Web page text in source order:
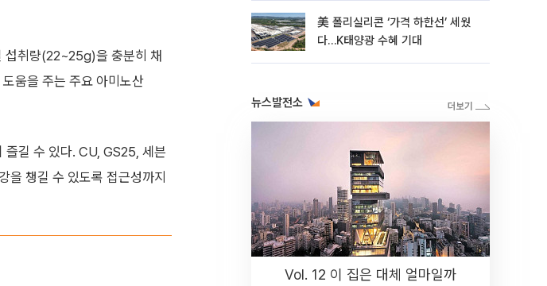
섭취량(22~25g)을 충분히 채
움을 주는 주요 아미노산
즐길 수 있다. CU, GS25, 세븐
을 챙길 수 있도록 접근성까지
美 폴리실리콘 ‘가격 하한선’ 세웠
다…K태양광 수혜 기대
뉴스발전소
Vol. 12 이 집은 대체 얼마일까